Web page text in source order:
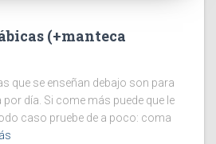
(+manteca
que se enseñan debajo son para
día. Si come más puede que le
caso pruebe de a poco: coma